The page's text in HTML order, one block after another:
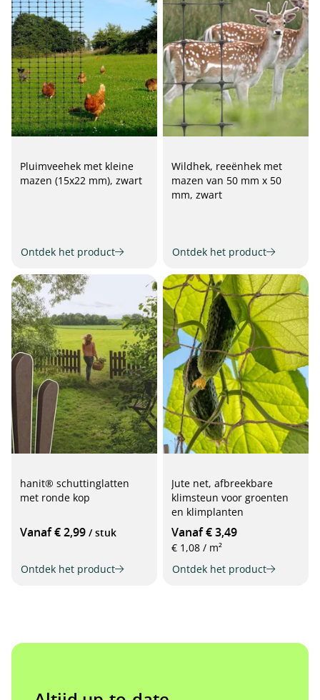
Pluimveehek met kleine
mazen (15x22 mm), zwart
Ontdek het product
Wildhek, reeënhek met
mazen van 50 mm x 50
mm, zwart
Ontdek het product
hanit® schuttinglatten
met ronde kop
Vanaf € 2,99 / stuk
Ontdek het product
Jute net, afbreekbare
klimsteun voor groenten
en klimplanten
Vanaf € 3,49
€ 1,08 / m²
Ontdek het product